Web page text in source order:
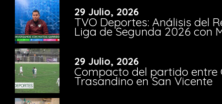
29 Julio, 2026
TVO Deportes: Análisis del
Liga de Segunda 2026 con
29 Julio, 2026
Compacto del partido entre
Trasandino en San Vicente